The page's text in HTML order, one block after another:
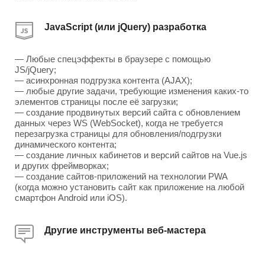
JavaScript (или jQuery) разработка
— Любые спецэффекты в браузере с помощью
JS/jQuery;
— асинхронная подгрузка контента (AJAX);
— любые другие задачи, требующие изменения каких-то
элементов страницы после её загрузки;
— создание продвинутых версий сайта с обновлением
данных через WS (WebSocket), когда не требуется
перезагрузка страницы для обновления/подгрузки
динамического контента;
— создание личных кабинетов и версий сайтов на Vue.js
и других фреймворках;
— создание сайтов-приложений на технологии PWA
(когда можно установить сайт как приложение на любой
смартфон Android или iOS).
Другие инструменты веб-мастера